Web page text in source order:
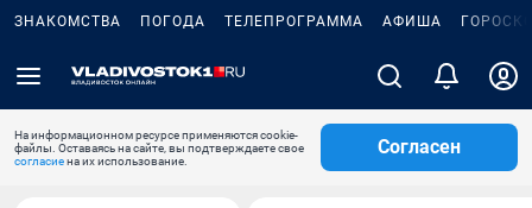
ЗНАКОМСТВА ПОГОДА ТЕЛЕПРОГРАММА АФИША
На информационном ресурсе применяются cookie-
файлы. Оставаясь на сайте, вы подтверждаете свое
согласиена их использование.
Согласен